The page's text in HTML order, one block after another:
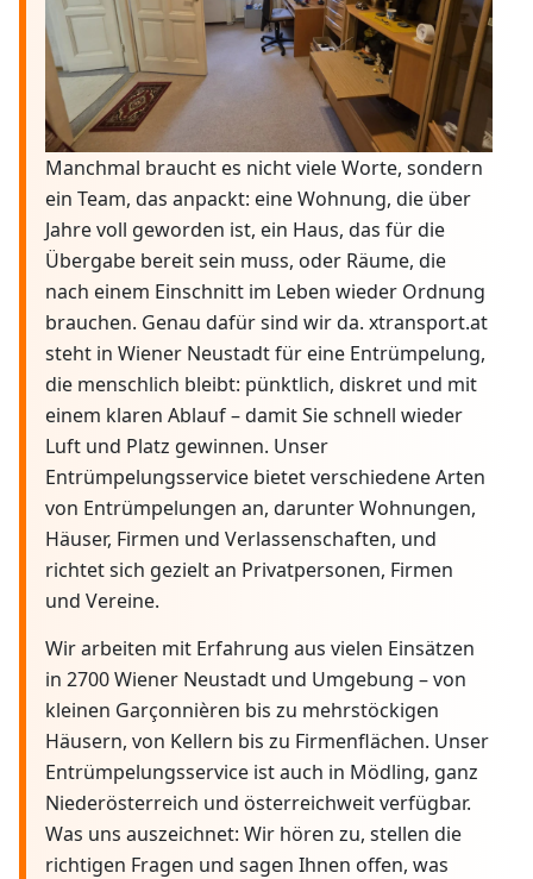
Manchmal braucht es nicht viele Worte, sondern
ein Team, das anpackt: eine Wohnung, die über
Jahre voll geworden ist, ein Haus, das für die
Übergabe bereit sein muss, oder Räume, die
nach einem Einschnitt im Leben wieder Ordnung
brauchen. Genau dafür sind wir da. xtransport.at
steht in Wiener Neustadt für eine Entrümpelung,
die menschlich bleibt: pünktlich, diskret und mit
einem klaren Ablauf – damit Sie schnell wieder
Luft und Platz gewinnen. Unser
Entrümpelungsservice bietet verschiedene Arten
von Entrümpelungen an, darunter Wohnungen,
Häuser, Firmen und Verlassenschaften, und
richtet sich gezielt an Privatpersonen, Firmen
und Vereine.
Wir arbeiten mit Erfahrung aus vielen Einsätzen
in 2700 Wiener Neustadt und Umgebung – von
kleinen Garçonnièren bis zu mehrstöckigen
Häusern, von Kellern bis zu Firmenflächen. Unser
Entrümpelungsservice ist auch in Mödling, ganz
Niederösterreich und österreichweit verfügbar.
Was uns auszeichnet: Wir hören zu, stellen die
richtigen Fragen und sagen Ihnen offen, was